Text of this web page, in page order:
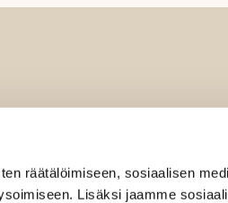
räätälöimiseen, sosiaalisen
Lisäksi jaamme